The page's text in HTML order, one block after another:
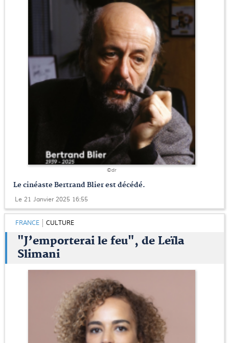
©dr
Le cinéaste Bertrand Blier est décédé.
Le 21 Janvier 2025 16:55
FRANCE CULTURE
"J’emporterai le feu", de Leïla
Slimani